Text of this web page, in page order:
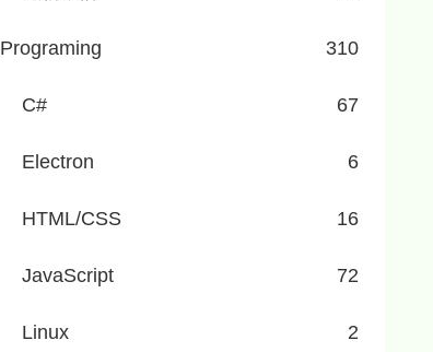
Programing 310
C# 67
Electron 6
HTML/CSS 16
JavaScript 72
Linux 2